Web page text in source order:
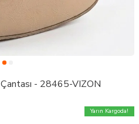
- 28465-VIZON
Yarın Kargoda!